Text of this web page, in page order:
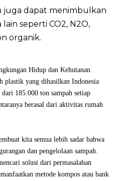
juga dapat menimbulkan
seperti CO2, N2O,
organik.
Hidup dan Kehutanan
plastik yang dihasilkan Indonesia
185.000 ton sampah setiap
berasal dari aktivitas rumah
kita semua lebih sadar bahwa
dan pengelolaan sampah.
solusi dari permasalahan
metode kompos atau bank